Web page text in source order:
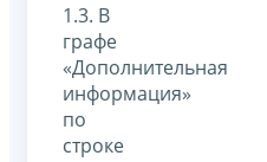
1.3. В
графе
«Дополнительная
информация»
по
строке